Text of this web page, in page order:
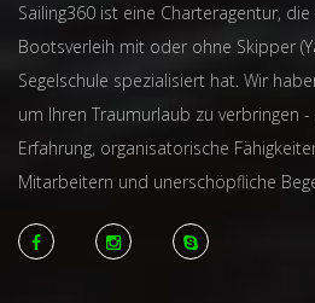
Sailing360 ist eine Charteragentur,
Bootsverleih mit oder ohne Skipper
Segelschule spezialisiert hat. Wir
um Ihren Traumurlaub zu verbringen
Erfahrung, organisatorische
Mitarbeitern und unerschöpfliche